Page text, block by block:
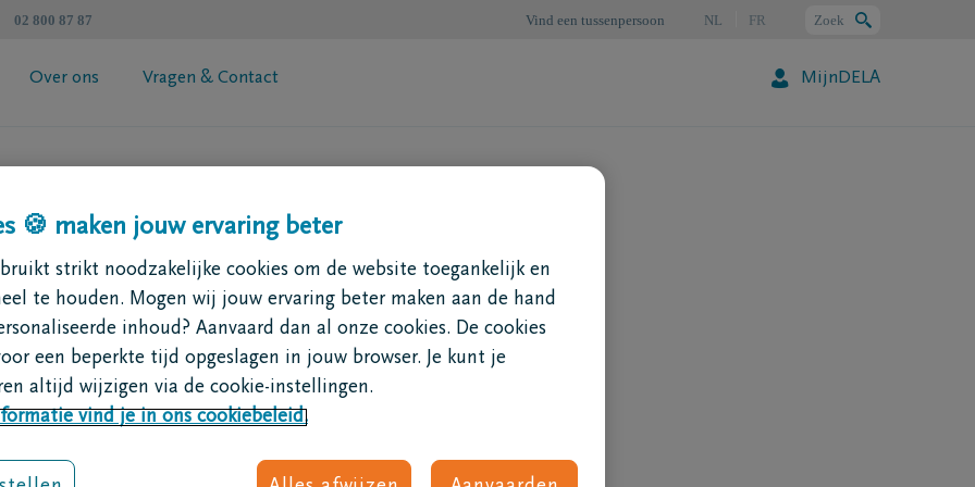
02 800 87 87 Zoek
Vind een tussenpersoon NL FR
Over ons Vragen & Contact MijnDELA
Vind een tussenpersoon
Contacteer mij
Vraag je brochure aan
(Uitvaartzorgplan)
in te vullen en door te sturen naar:
🍪 maken jouw ervaring beter
strikt noodzakelijke cookies om de website toegankelijk en
te houden. Mogen wij jouw ervaring beter maken aan de hand
inhoud? Aanvaard dan al onze cookies. De cookies
een beperkte tijd opgeslagen in jouw browser. Je kunt je
altijd wijzigen via de cookie-instellingen.
vind je in ons cookiebeleid.